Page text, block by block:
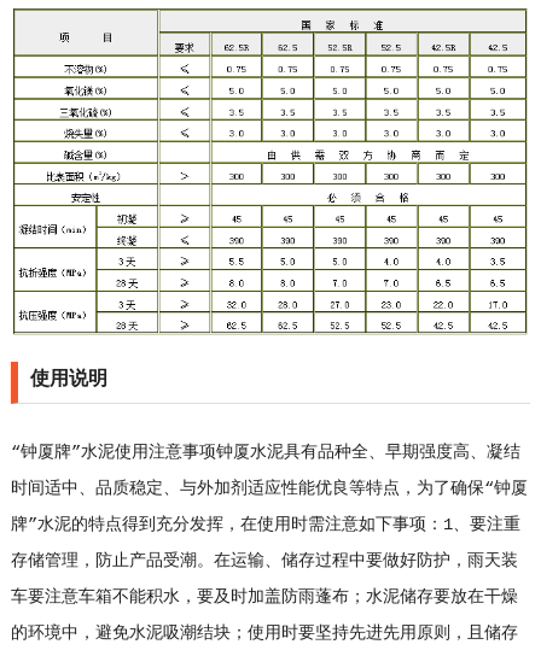
使用说明
“钟厦牌”水泥使用注意事项钟厦水泥具有品种全、早期强度高、凝结
时间适中、品质稳定、与外加剂适应性能优良等特点，为了确保“钟厦
牌”水泥的特点得到充分发挥，在使用时需注意如下事项：1、要注重
存储管理，防止产品受潮。在运输、储存过程中要做好防护，雨天装
车要注意车箱不能积水，要及时加盖防雨蓬布；水泥储存要放在干燥
的环境中，避免水泥吸潮结块；使用时要坚持先进先用原则，且储存